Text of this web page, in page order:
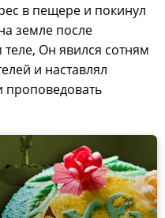
в пещере и покинул
земле после
Он явился сотням
и наставлял
проповедовать